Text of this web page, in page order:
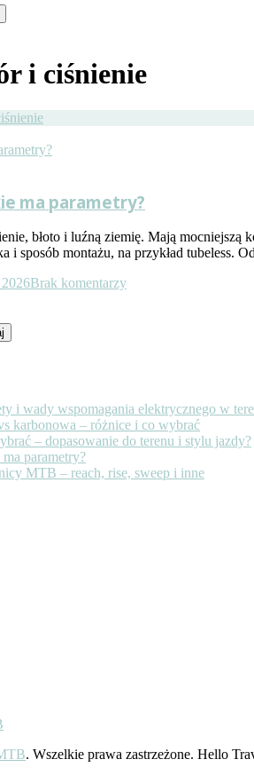
i ciśnienie
ma parametry?
błoto i luźną ziemię. Mają
i sposób montażu, na przykład
Brak komentarzydo
ma
parametry?
i wady wspomagania elektrycznego w
karbonowa – różnice i co wybrać
– dopasowanie do terenu i stylu jazdy?
parametry?
MTB – reach, rise, sweep i inne
. Wszelkie prawa zastrzeżone. Hello